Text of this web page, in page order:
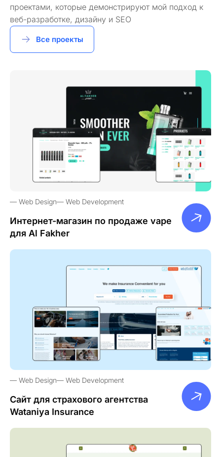
проектами, которые демонстрируют мой подход к
веб-разработке, дизайну и SEO
Все проекты
Web Design Web Development
Интернет-магазин по продаже vape
для Al Fakher
Web Design Web Development
Сайт для страхового агентства
Wataniya Insurance